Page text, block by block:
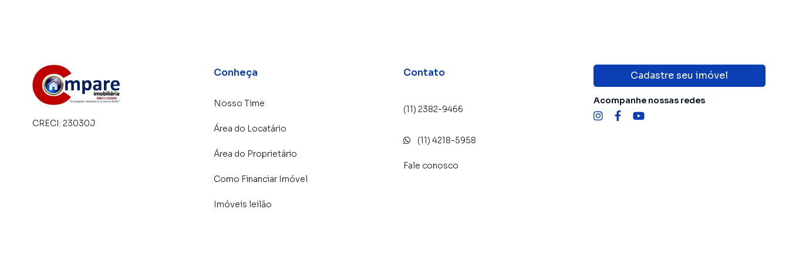
CRECI: 23030J
Conheça
Nosso Time
Área do Locatário
Área do Proprietário
Como Financiar Imóvel
Imóveis leilão
Contato
(11) 2382-9466
(11) 4218-5958
Fale conosco
Cadastre seu imóvel
Acompanhe nossas redes